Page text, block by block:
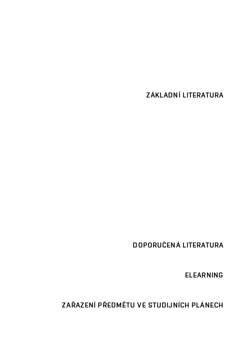
ZÁKLADNÍ LITERATURA
DOPORUČENÁ LITERATURA
ELEARNING
ZAŘAZENÍ PŘEDMĚTU VE STUDIJNÍCH PLÁNECH